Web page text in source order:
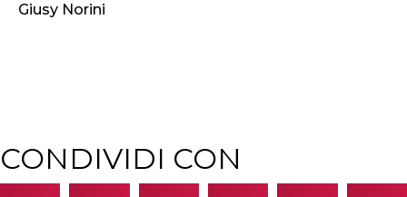
Giusy Norini
CONDIVIDI CON